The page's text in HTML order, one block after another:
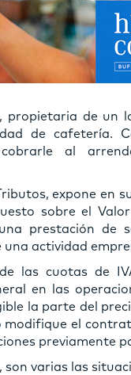
propietaria de un
de cafetería.
al
expone en
sobre el
prestación de
una actividad
las cuotas de
en las
la parte del
el
previamente
varias las